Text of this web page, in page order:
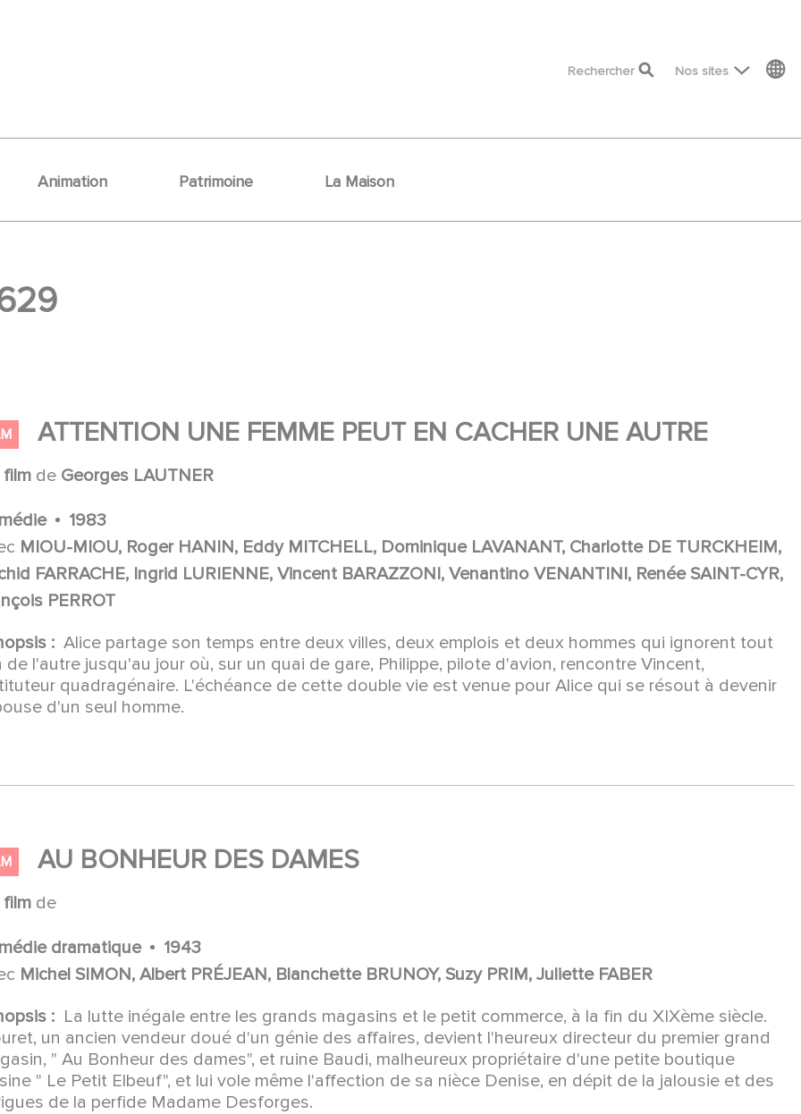
top menu
Rechercher Nos sites
Animation Patrimoine La Maison
ATTENTION UNE FEMME PEUT EN CACHER UNE AUTRE
film de Georges LAUTNER
1983
MIOU-MIOU, Roger HANIN, Eddy MITCHELL, Dominique LAVANANT, Charlotte DE TURCKHEIM,
FARRACHE, Ingrid LURIENNE, Vincent BARAZZONI, Venantino VENANTINI, Renée SAINT-CYR,
PERROT
:Alice partage son temps entre deux villes, deux emplois et deux hommes qui ignorent tout
de l'autre jusqu'au jour où, sur un quai de gare, Philippe, pilote d'avion, rencontre Vincent,
quadragénaire. L'échéance de cette double vie est venue pour Alice qui se résout à devenir
d'un seul homme.
AU BONHEUR DES DAMES
film de
dramatique
1943
Michel SIMON, Albert PRÉJEAN, Blanchette BRUNOY, Suzy PRIM, Juliette FABER
: La lutte inégale entre les grands magasins et le petit commerce, à la fin du XIXème siècle.
un ancien vendeur doué d'un génie des affaires, devient l'heureux directeur du premier grand
" Au Bonheur des dames", et ruine Baudi, malheureux propriétaire d'une petite boutique
" Le Petit Elbeuf", et lui vole même l'affection de sa nièce Denise, en dépit de la jalousie et des
de la perfide Madame Desforges.